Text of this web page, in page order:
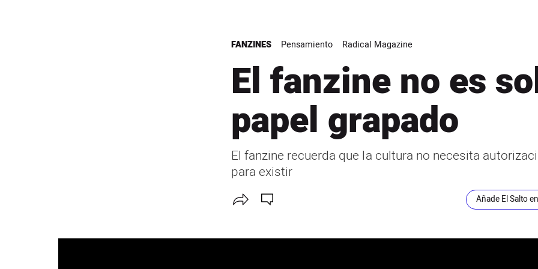
FANZINES Pensamiento Radical Magazine
El fanzine no es
papel grapado
El fanzine recuerda que la cultura no necesita
para existir
Añade El Salto